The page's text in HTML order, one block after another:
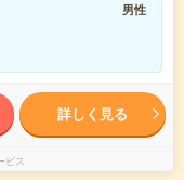
男性
詳しく見る
ビス